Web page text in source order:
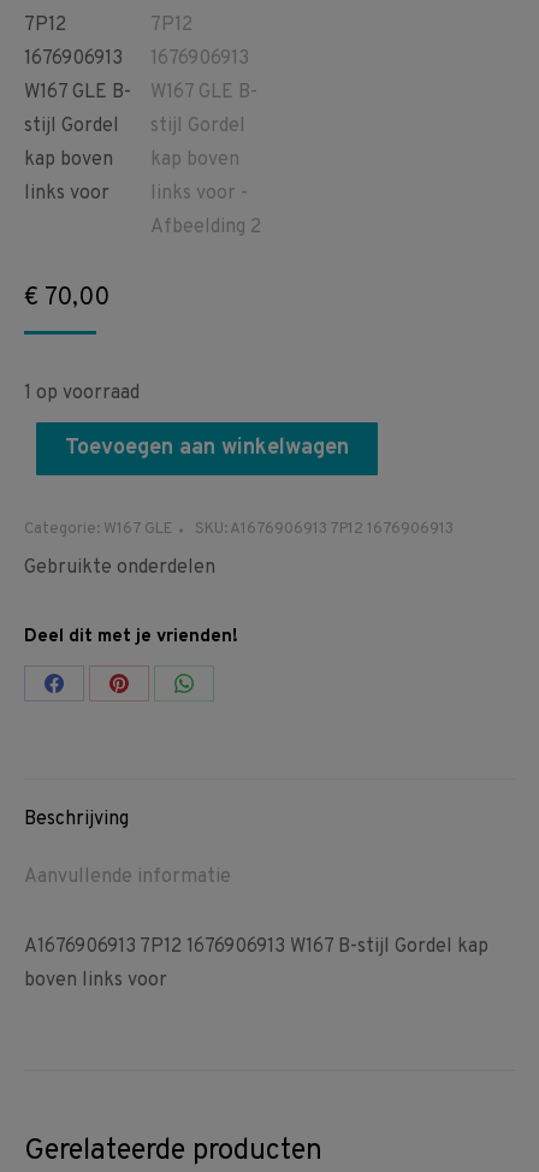
€ 70,00
1 op voorraad
Toevoegen aan winkelwagen
Categorie: W167 GLE SKU:A1676906913 7P12 1676906913
Gebruikte onderdelen
Deel dit met je vrienden!
Share Share Share
Beschrijving
Aanvullende informatie
A1676906913 7P12 1676906913 W167 B-stijl Gordel kap
boven links voor
Gerelateerde producten